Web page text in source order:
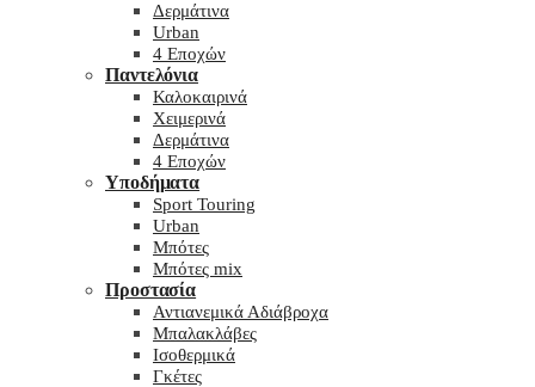
Δερμάτινα
Urban
4 Εποχών
Παντελόνια
Καλοκαιρινά
Χειμερινά
Δερμάτινα
4 Εποχών
Υποδήματα
Sport Touring
Urban
Μπότες
Μπότες mix
Προστασία
Αντιανεμικά Αδιάβροχα
Μπαλακλάβες
Ισοθερμικά
Γκέτες